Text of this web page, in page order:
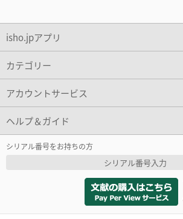
isho.jpアプリ
カテゴリー
アカウントサービス
ヘルプ＆ガイド
シリアル番号をお持ちの方
シリアル番号入力